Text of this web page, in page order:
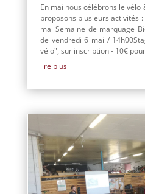
En mai nous célébrons le
proposons plusieurs activités
mai Semaine de marquage
de vendredi 6 mai /
vélo", sur inscription - 10€
lire plus